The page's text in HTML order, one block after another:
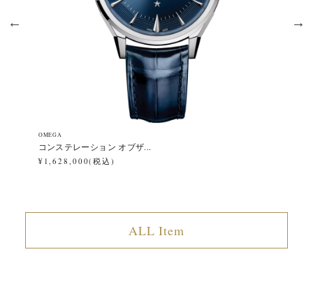
OMEGA
コンステレーション オブザ...
¥1,628,000(税込)
ALL Item